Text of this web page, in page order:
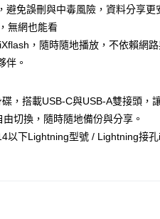
避免誤刪與中毒風險，資料分享更
無網也能看
，隨時隨地播放，不依賴網路
伴。
，搭載USB-C與USB-A雙接頭，
切換，隨時隨地備份與分享。
以下Lightning型號 / Lightning接孔